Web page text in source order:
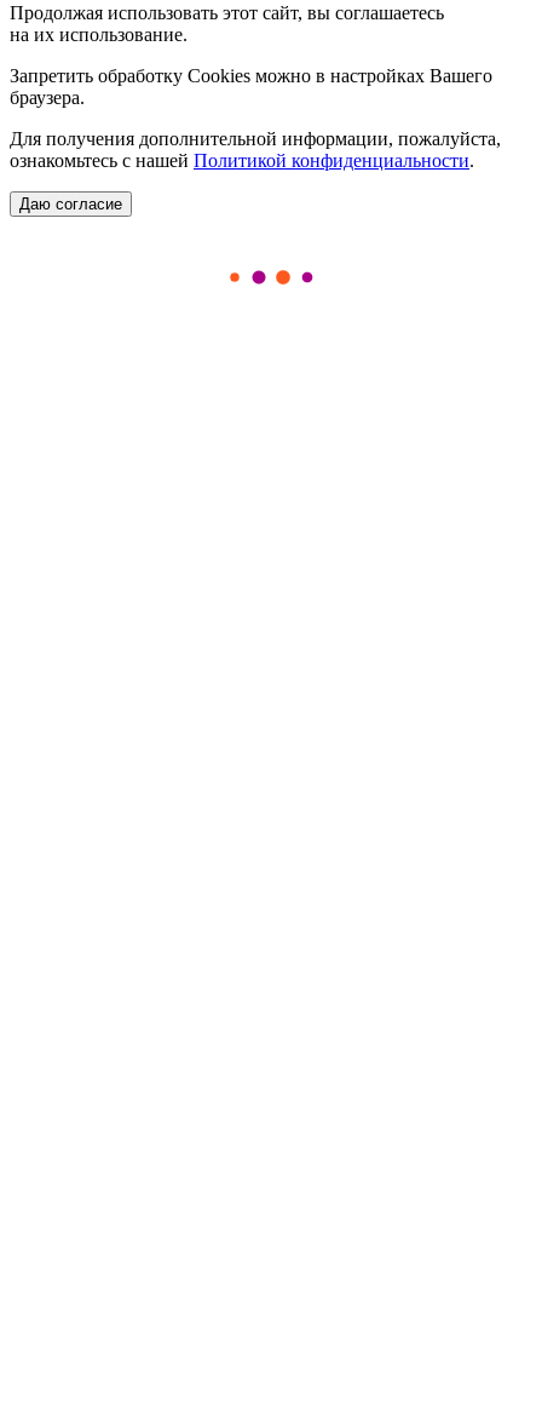
Продолжая использовать этот сайт, вы соглашаетесь
на их использование.
Запретить обработку Cookies можно в настройках Вашего
браузера.
Для получения дополнительной информации, пожалуйста,
ознакомьтесь с нашей Политикой конфиденциальности.
Даю согласие